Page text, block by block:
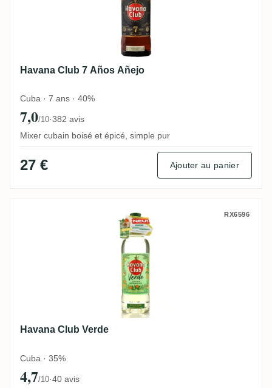
Havana Club 7 Años Añejo
Cuba · 7 ans · 40%
7,0/10·382 avis
Mixer cubain boisé et épicé, simple pur
27 € Ajouter au panier
Havana Club Verde RX6596
Havana Club Verde
Cuba · 35%
4,7/10·40 avis